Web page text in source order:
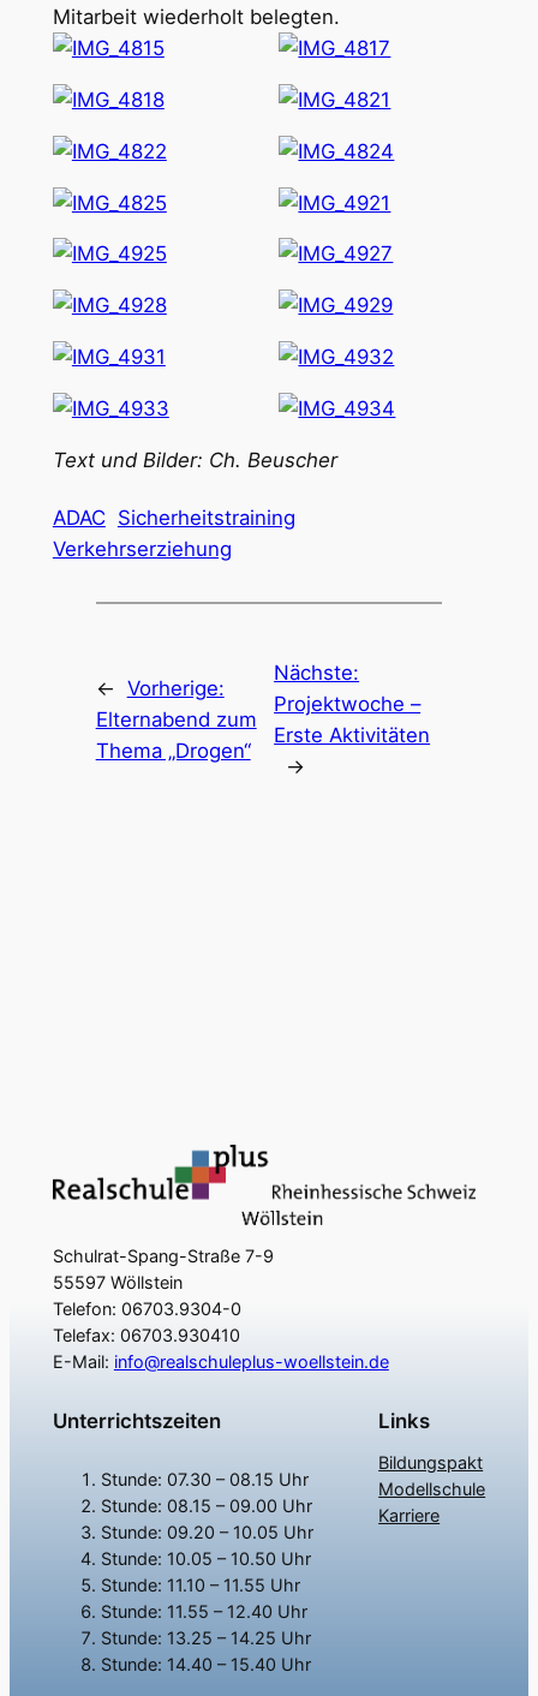
Mitarbeit wiederholt belegten.
Text und Bilder: Ch. Beuscher
ADAC Sicherheitstraining
Verkehrserziehung
← Vorherige:
Elternabend zum
Thema „Drogen“
Nächste:
Projektwoche –
Erste Aktivitäten
→
Schulrat-Spang-Straße 7-9
55597 Wöllstein
Telefon: 06703.9304-0
Telefax: 06703.930410
E-Mail: info@realschuleplus-woellstein.de
Unterrichtszeiten
Stunde: 07.30 – 08.15 Uhr
Stunde: 08.15 – 09.00 Uhr
Stunde: 09.20 – 10.05 Uhr
Stunde: 10.05 – 10.50 Uhr
Stunde: 11.10 – 11.55 Uhr
Stunde: 11.55 – 12.40 Uhr
Stunde: 13.25 – 14.25 Uhr
Stunde: 14.40 – 15.40 Uhr
Links
Bildungspakt
Modellschule
Karriere